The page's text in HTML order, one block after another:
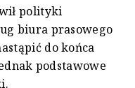
polityki
biura prasowego
do końca
podstawowe